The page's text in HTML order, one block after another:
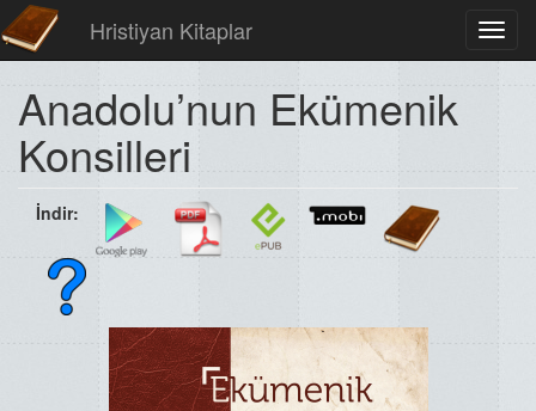
Hristiyan Kitaplar
Anadolu’nun Ekümenik
Konsilleri
İndir: